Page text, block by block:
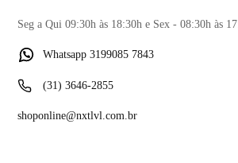
Seg a Qui 09:30h às 18:30h e Sex - 08:30h às
Whatsapp 3199085 7843
(31) 3646-2855
shoponline@nxtlvl.com.br